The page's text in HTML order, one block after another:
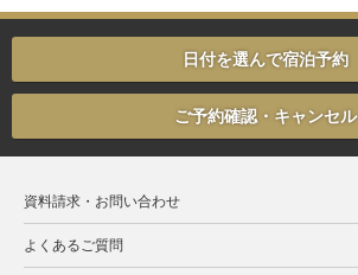
日付を選んで宿泊予約
ご予約確認・キャンセル
資料請求・お問い合わせ
よくあるご質問